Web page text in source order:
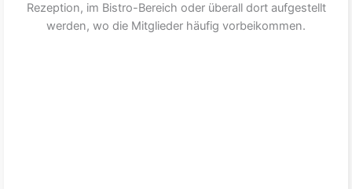
Rezeption, im Bistro-Bereich oder überall dort aufgestellt
werden, wo die Mitglieder häufig vorbeikommen.